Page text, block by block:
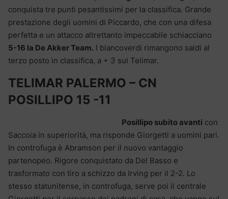
conquista tre punti pesantissimi per la classifica. Grande
prestazione degli uomini di Piccardo, che con una difesa
perfetta e un attacco altrettanto impeccabile schiacciano
5-16 la De Akker Team. I biancoverdi rimangono saldi al
terzo posto in classifica, a + 3 sul Telimar.
TELIMAR PALERMO – CN
POSILLIPO 15 -11
Posillipo subito avanti con
Saccoia in superiorità, ma risponde Giorgetti a uomini pari.
In controfuga è Abramson per il nuovo vantaggio
partenopeo. Rigore conquistato da Del Basso e
trasformato con tiro a schizzo da Irving per il 2-2. Lo
stesso statunitense, in controfuga, serve poi il centrale